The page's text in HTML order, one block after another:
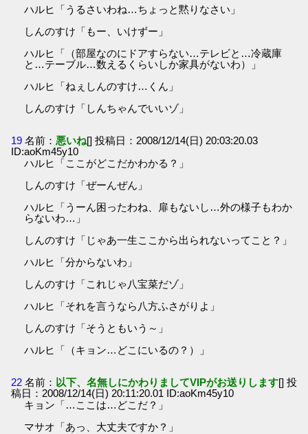
ハルヒ「うるさいわね…ちょっと黙りなさい」
しんのすけ「もー、いけずー」
ハルヒ「（部屋なのにドアすらない…テレビと…冷蔵庫
と…テーブル…数えるくらいしか家具がないわ）」
ハルヒ「ねぇしんのすけ…くん」
しんのすけ「しんちゃんでいいゾ」
19 名前： 悪いね[] 投稿日：2008/12/14(日) 20:03:20.03
ID:aoKm45y10
ハルヒ「ここがどこだかわかる？」
しんのすけ「ぜーんぜん」
ハルヒ「うーん困ったわね、扉もないし…外の様子もわか
らないわ…」
しんのすけ「じゃあ一生ここから出られないってこと？」
ハルヒ「分からないわ」
しんのすけ「これじゃ八宝菜だゾ」
ハルヒ「それを言うなら八方ふさがりよ」
しんのすけ「そうともいう～」
ハルヒ「（キョン…どこにいるの？）」
22 名前： 以下、名無しにかわりましてVIPがお送りします[] 投
稿日：2008/12/14(日) 20:11:20.01 ID:aoKm45y10
キョン「…ここは…どこだ？」
マサオ「あっ、大丈夫ですか？」